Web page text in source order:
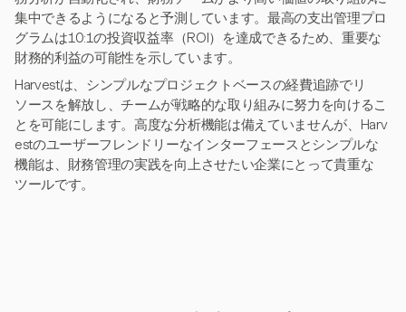
集中できるようになると予測しています。最高の支出管理プロ
グラムは10:1の投資収益率（ROI）を達成できるため、重要な
財務的利益の可能性を示しています。
Harvestは、シンプルなプロジェクトベースの経費追跡でリ
ソースを解放し、チームが戦略的な取り組みに努力を向けるこ
とを可能にします。高度な分析機能は備えていませんが、Harv
estのユーザーフレンドリーなインターフェースとシンプルな
機能は、財務管理の実践を向上させたい企業にとって貴重な
ツールです。